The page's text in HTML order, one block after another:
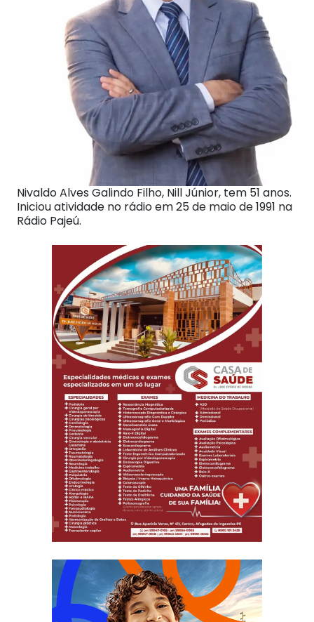
Nivaldo Alves Galindo Filho, Nill Júnior, tem 51 anos.
Iniciou atividade no rádio em 25 de maio de 1991 na
Rádio Pajeú.